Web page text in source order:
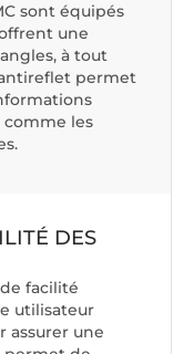
sont équipés
une
à tout
permet
comme les
DES
facilité
utilisateur
assurer une